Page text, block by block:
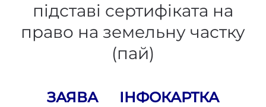
підставі сертифіката на
право на земельну частку
(пай)
ЗАЯВА ІНФОКАРТКА